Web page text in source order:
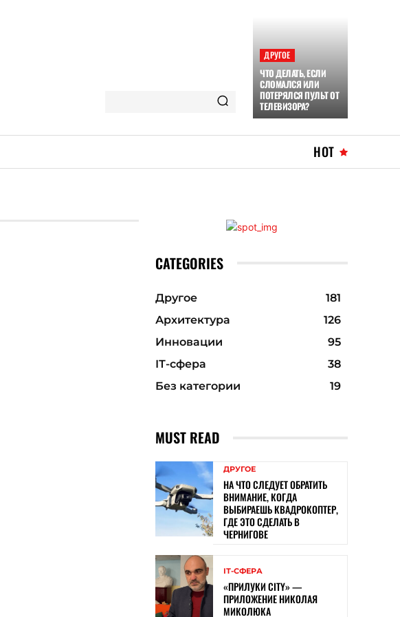
ДРУГОЕ
ЧТО ДЕЛАТЬ, ЕСЛИ
СЛОМАЛСЯ ИЛИ
ПОТЕРЯЛСЯ ПУЛЬТ ОТ
ТЕЛЕВИЗОРА?
HOT
CATEGORIES
Другое
181
Архитектура
126
Инновации
95
ІТ-сфера
38
Без категории
19
MUST READ
ДРУГОЕ
НА ЧТО СЛЕДУЕТ ОБРАТИТЬ
ВНИМАНИЕ, КОГДА
ВЫБИРАЕШЬ КВАДРОКОПТЕР,
ГДЕ ЭТО СДЕЛАТЬ В
ЧЕРНИГОВЕ
ІТ-СФЕРА
«ПРИЛУКИ CITY» —
ПРИЛОЖЕНИЕ НИКОЛАЯ
МИКОЛЮКА